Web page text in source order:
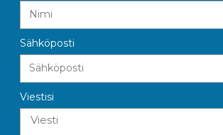
Sähköposti
Viestisi